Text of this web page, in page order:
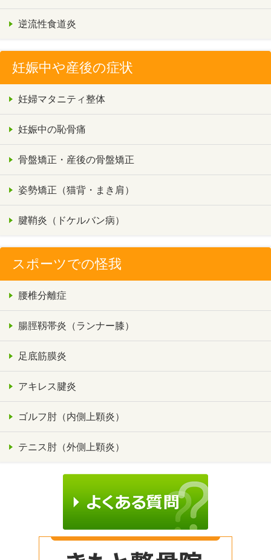
逆流性食道炎
妊娠中や産後の症状
妊婦マタニティ整体
妊娠中の恥骨痛
骨盤矯正・産後の骨盤矯正
姿勢矯正（猫背・まき肩）
腱鞘炎（ドケルバン病）
スポーツでの怪我
腰椎分離症
腸脛靱帯炎（ランナー膝）
足底筋膜炎
アキレス腱炎
ゴルフ肘（内側上顆炎）
テニス肘（外側上顆炎）